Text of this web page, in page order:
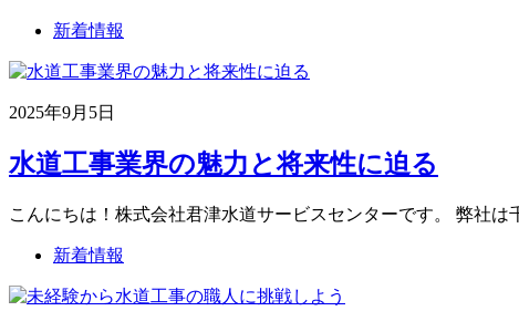
新着情報
2025年9月5日
水道工事業界の魅力と将来性に迫る
こんにちは！株式会社君津水道サービスセンターです。 弊社
新着情報